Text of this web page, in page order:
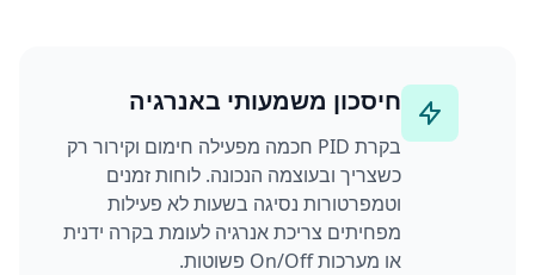
חיסכון משמעותי באנרגיה
בקרת PID חכמה מפעילה חימום וקירור רק
כשצריך ובעוצמה הנכונה. לוחות זמנים
וטמפרטורות נסיגה בשעות לא פעילות
מפחיתים צריכת אנרגיה לעומת בקרה ידנית
או מערכות On/Off פשוטות.